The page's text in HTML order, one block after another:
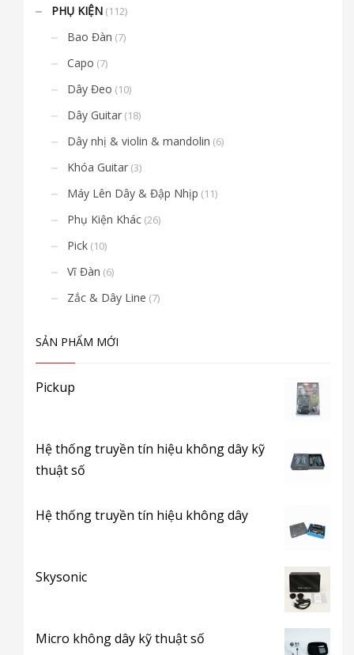
PHỤ KIỆN (112)
Bao Đàn (7)
Capo (7)
Dây Đeo (10)
Dây Guitar (18)
Dây nhị & violin & mandolin (6)
Khóa Guitar (3)
Máy Lên Dây & Đập Nhịp (11)
Phụ Kiện Khác (26)
Pick (10)
Vĩ Đàn (6)
Zắc & Dây Line (7)
SẢN PHẨM MỚI
Pickup
Hệ thống truyền tín hiệu không dây kỹ
thuật số
Hệ thống truyền tín hiệu không dây
Skysonic
Micro không dây kỹ thuật số